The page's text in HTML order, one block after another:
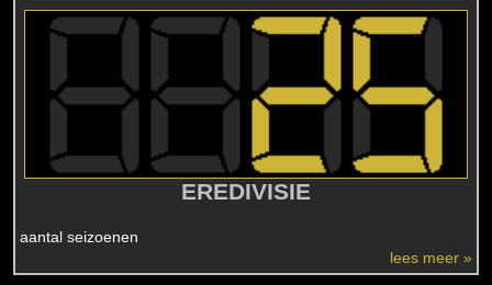
EREDIVISIE
aantal seizoenen
lees meer »